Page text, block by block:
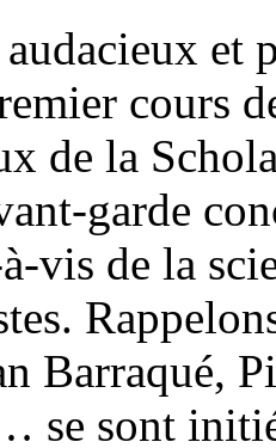
et
cours
de la
garde
vis de la
Barraqué,
se sont